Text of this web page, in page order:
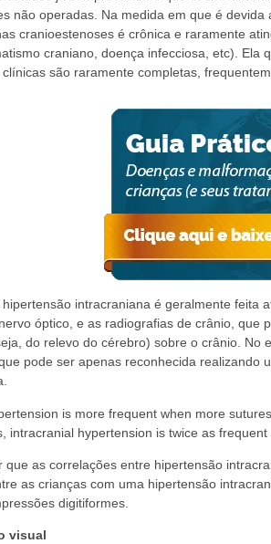
não operadas. Na medida em que é
cranioestenoses é crônica e raramente
craniano, doença infecciosa, etc). Ela
são raramente completas,
hipertensão intracraniana é geralmente feita
óptico, e as radiografias de crânio, que
do relevo do cérebro) sobre o crânio.
pode ser apenas reconhecida
is more frequent when more
intracranial hypertension is twice as frequent
que as correlações entre hipertensão
as crianças com uma hipertensão
digitiformes.
visual